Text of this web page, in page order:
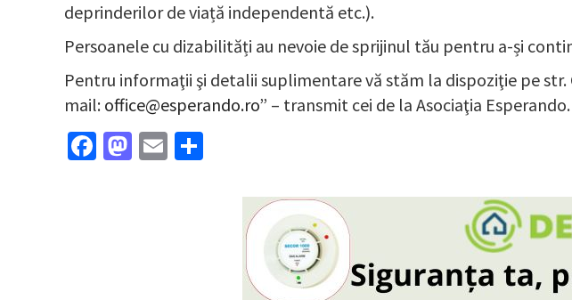
deprinderilor de viață independentă etc.).
Persoanele cu dizabilități au nevoie de sprijinul tău pentru a-și
Pentru informaţii şi detalii suplimentare vă stăm la dispoziţie pe
mail: office@esperando.ro” – transmit cei de la Asociaţia Esperando.
Facebook
Mastodon
Email